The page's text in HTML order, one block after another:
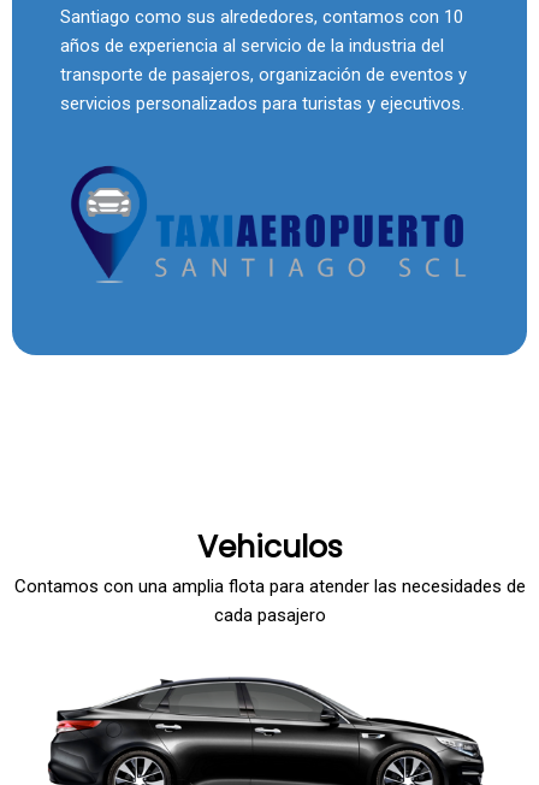
Santiago como sus alrededores, contamos con 10
años de experiencia al servicio de la industria del
transporte de pasajeros, organización de eventos y
servicios personalizados para turistas y ejecutivos.
Vehiculos
Contamos con una amplia flota para atender las necesidades de
cada pasajero